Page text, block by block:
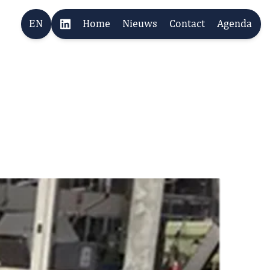
EN Home Nieuws Contact Agenda